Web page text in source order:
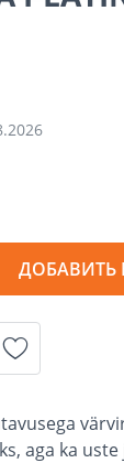
ДОБАВИТЬ
aga ka